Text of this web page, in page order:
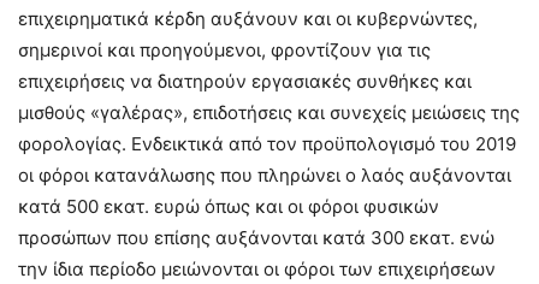
επιχειρηματικά κέρδη αυξάνουν και οι κυβερνώντες,
σημερινοί και προηγούμενοι, φροντίζουν για τις
επιχειρήσεις να διατηρούν εργασιακές συνθήκες και
μισθούς «γαλέρας», επιδοτήσεις και συνεχείς μειώσεις της
φορολογίας. Ενδεικτικά από τον προϋπολογισμό του 2019
οι φόροι κατανάλωσης που πληρώνει ο λαός αυξάνονται
κατά 500 εκατ. ευρώ όπως και οι φόροι φυσικών
προσώπων που επίσης αυξάνονται κατά 300 εκατ. ενώ
την ίδια περίοδο μειώνονται οι φόροι των επιχειρήσεων